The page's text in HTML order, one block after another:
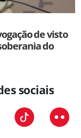
de visto
do
sociais